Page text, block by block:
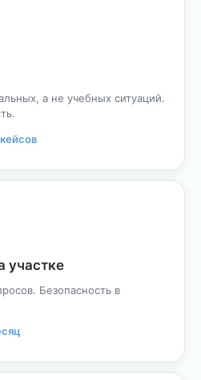
а не учебных ситуаций.
участке
Безопасность в